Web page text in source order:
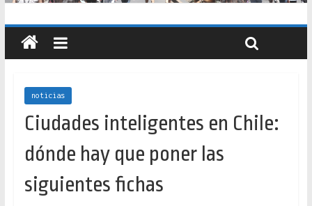
Santiago : un patrimonio emblemático [2014]
noticias
Ciudades inteligentes en Chile:
dónde hay que poner las
siguientes fichas